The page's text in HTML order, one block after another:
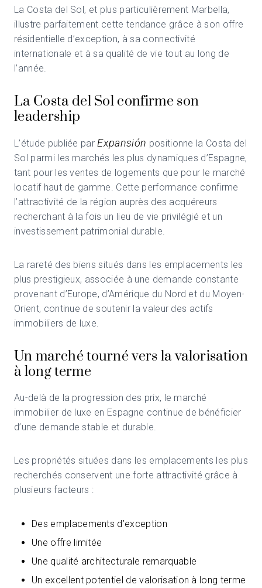
La Costa del Sol, et plus particulièrement Marbella,
illustre parfaitement cette tendance grâce à son offre
résidentielle d’exception, à sa connectivité
internationale et à sa qualité de vie tout au long de
l’année.
La Costa del Sol confirme son
leadership
L’étude publiée parExpansión positionne la Costa del
Sol parmi les marchés les plus dynamiques d’Espagne,
tant pour les ventes de logements que pour le marché
locatif haut de gamme. Cette performance confirme
l’attractivité de la région auprès des acquéreurs
recherchant à la fois un lieu de vie privilégié et un
investissement patrimonial durable.
La rareté des biens situés dans les emplacements les
plus prestigieux, associée à une demande constante
provenant d’Europe, d’Amérique du Nord et du Moyen-
Orient, continue de soutenir la valeur des actifs
immobiliers de luxe.
Un marché tourné vers la valorisation
à long terme
Au-delà de la progression des prix, le marché
immobilier de luxe en Espagne continue de bénéficier
d’une demande stable et durable.
Les propriétés situées dans les emplacements les plus
recherchés conservent une forte attractivité grâce à
plusieurs facteurs :
Des emplacements d’exception
Une offre limitée
Une qualité architecturale remarquable
Un excellent potentiel de valorisation à long terme